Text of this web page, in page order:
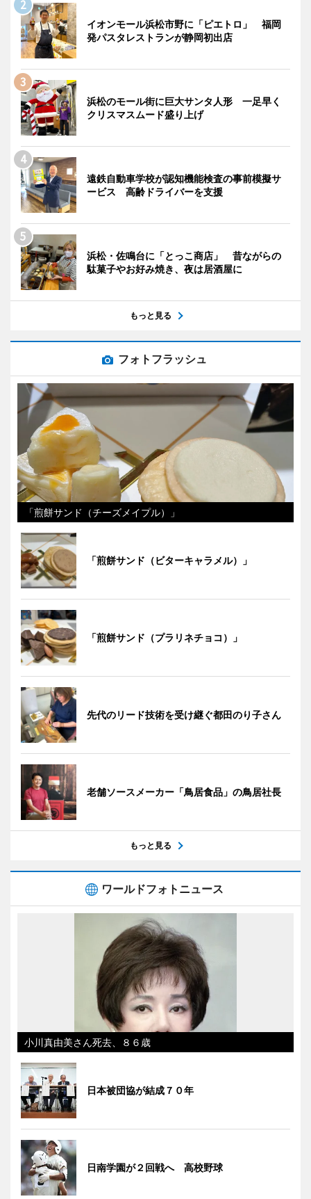
イオンモール浜松市野に「ピエトロ」 福岡
発パスタレストランが静岡初出店
浜松のモール街に巨大サンタ人形 一足早く
クリスマスムード盛り上げ
遠鉄自動車学校が認知機能検査の事前模擬サ
ービス 高齢ドライバーを支援
浜松・佐鳴台に「とっこ商店」 昔ながらの
駄菓子やお好み焼き、夜は居酒屋に
もっと見る
フォトフラッシュ
「煎餅サンド（チーズメイプル）」
「煎餅サンド（ビターキャラメル）」
「煎餅サンド（プラリネチョコ）」
先代のリード技術を受け継ぐ都田のり子さん
老舗ソースメーカー「鳥居食品」の鳥居社長
もっと見る
ワールドフォトニュース
小川真由美さん死去、８６歳
日本被団協が結成７０年
日南学園が２回戦へ 高校野球